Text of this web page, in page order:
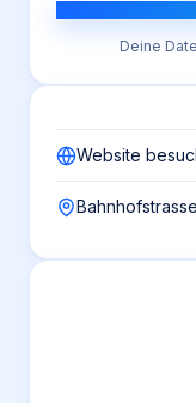
Deine
Website